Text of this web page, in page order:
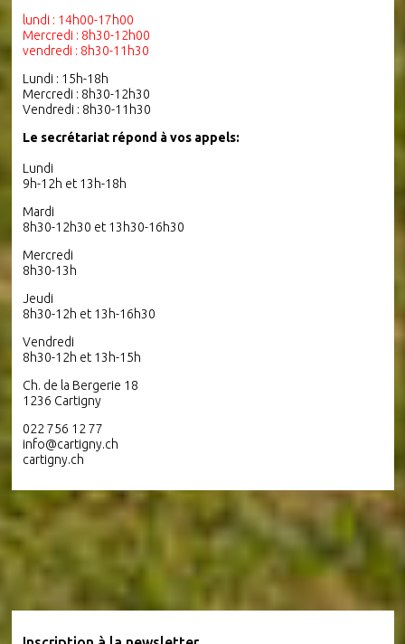
lundi : 14h00-17h00
Mercredi : 8h30-12h00
vendredi : 8h30-11h30
Lundi : 15h-18h
Mercredi : 8h30-12h30
Vendredi : 8h30-11h30
Le secrétariat répond à vos appels:
Lundi
9h-12h et 13h-18h
Mardi
8h30-12h30 et 13h30-16h30
Mercredi
8h30-13h
Jeudi
8h30-12h et 13h-16h30
Vendredi
8h30-12h et 13h-15h
Ch. de la Bergerie 18
1236 Cartigny
022 756 12 77
info@cartigny.ch
cartigny.ch